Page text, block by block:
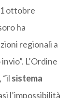
ottobre
ha
regionali a
L’Ordine
sistema
l’impossibilità